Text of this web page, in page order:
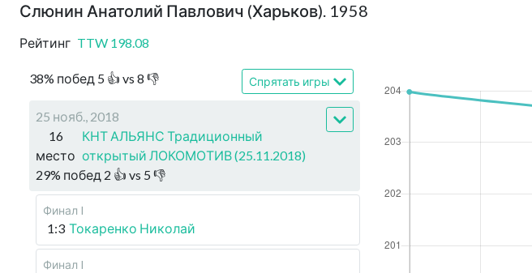
Слюнин Анатолий Павлович (Харьков). 1958
Рейтинг TTW 198.08
38% побед 5 👍 vs 8 👎 Спрятать игры
25 нояб., 2018
16
место
КНТ АЛЬЯНС Традиционный
открытый ЛОКОМОТИВ (25.11.2018)
29% побед 2 👍 vs 5 👎
Финал I
1:3 Токаренко Николай
Финал I